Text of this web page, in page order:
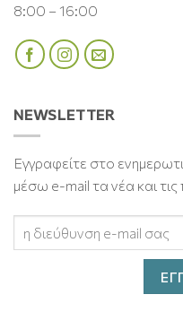
8:00 – 16:00
NEWSLETTER
Εγγραφείτε στο
μέσω e-mail τα νέα και